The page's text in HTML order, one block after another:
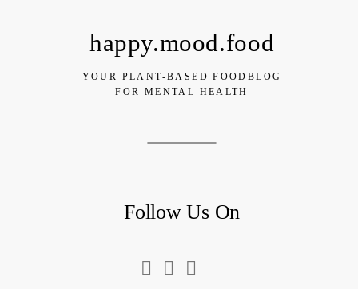
happy.mood.food
Follow Us On
YOUR PLANT-BASED FOODBLOG
FOR MENTAL HEALTH